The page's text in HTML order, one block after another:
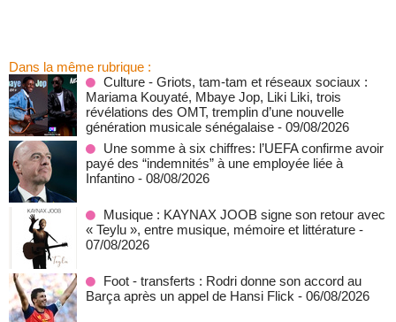
Dans la même rubrique :
Culture - Griots, tam-tam et réseaux sociaux :
Mariama Kouyaté, Mbaye Jop, Liki Liki, trois
révélations des OMT, tremplin d’une nouvelle
génération musicale sénégalaise - 09/08/2026
Une somme à six chiffres: l’UEFA confirme avoir
payé des “indemnités” à une employée liée à
Infantino - 08/08/2026
Musique : KAYNAX JOOB signe son retour avec
« Teylu », entre musique, mémoire et littérature -
07/08/2026
Foot - transferts : Rodri donne son accord au
Barça après un appel de Hansi Flick - 06/08/2026